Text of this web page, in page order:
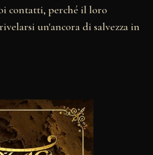
contatti, perché il loro
un'ancora di salvezza in